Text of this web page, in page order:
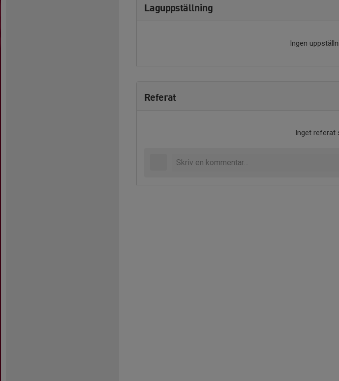
Laguppställning
Ingen
Referat
Inget referat